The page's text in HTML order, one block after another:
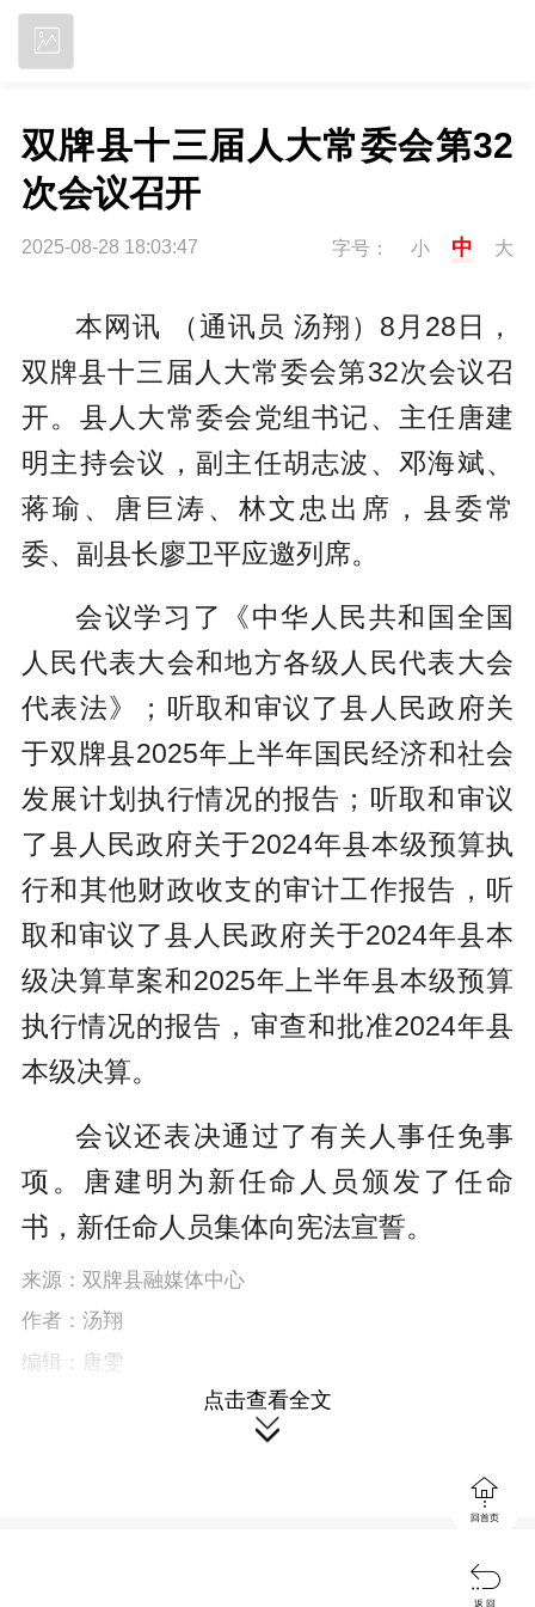
双牌县十三届人大常委会第32
次会议召开
2025-08-28 18:03:47 字号： 小 中 大
本网讯 （通讯员 汤翔）8月28日，
双牌县十三届人大常委会第32次会议召
开。县人大常委会党组书记、主任唐建
明主持会议，副主任胡志波、邓海斌、
蒋瑜、唐巨涛、林文忠出席，县委常
委、副县长廖卫平应邀列席。
会议学习了《中华人民共和国全国
人民代表大会和地方各级人民代表大会
代表法》；听取和审议了县人民政府关
于双牌县2025年上半年国民经济和社会
发展计划执行情况的报告；听取和审议
了县人民政府关于2024年县本级预算执
行和其他财政收支的审计工作报告，听
取和审议了县人民政府关于2024年县本
级决算草案和2025年上半年县本级预算
执行情况的报告，审查和批准2024年县
本级决算。
会议还表决通过了有关人事任免事
项。唐建明为新任命人员颁发了任命
书，新任命人员集体向宪法宣誓。
来源：双牌县融媒体中心
作者：汤翔
编辑：唐雯
点击查看全文


回首页

返 回